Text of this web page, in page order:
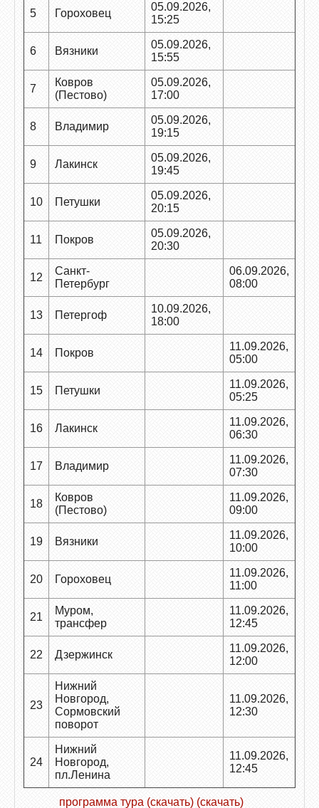
5 Гороховец
05.09.2026,
15:25
6 Вязники
05.09.2026,
15:55
7
Ковров
(Пестово)
05.09.2026,
17:00
8 Владимир
05.09.2026,
19:15
9 Лакинск
05.09.2026,
19:45
10 Петушки
05.09.2026,
20:15
11 Покров
05.09.2026,
20:30
12
Санкт-
Петербург
06.09.2026,
08:00
13 Петергоф
10.09.2026,
18:00
14 Покров
11.09.2026,
05:00
15 Петушки
11.09.2026,
05:25
16 Лакинск
11.09.2026,
06:30
17 Владимир
11.09.2026,
07:30
18
Ковров
(Пестово)
11.09.2026,
09:00
19 Вязники
11.09.2026,
10:00
20 Гороховец
11.09.2026,
11:00
21
Муром,
трансфер
11.09.2026,
12:45
22 Дзержинск
11.09.2026,
12:00
23
Нижний
Новгород,
Сормовский
поворот
11.09.2026,
12:30
24
Нижний
Новгород,
пл.Ленина
11.09.2026,
12:45
программа тура (скачать) (скачать)